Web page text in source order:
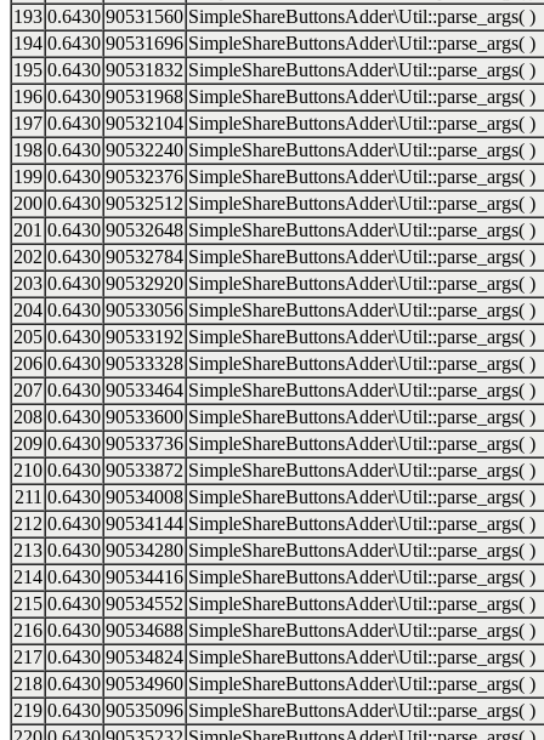
193 0.6430 90531560 SimpleShareButtonsAdder\Util::parse_args( )
194 0.6430 90531696 SimpleShareButtonsAdder\Util::parse_args( )
195 0.6430 90531832 SimpleShareButtonsAdder\Util::parse_args( )
196 0.6430 90531968 SimpleShareButtonsAdder\Util::parse_args( )
197 0.6430 90532104 SimpleShareButtonsAdder\Util::parse_args( )
198 0.6430 90532240 SimpleShareButtonsAdder\Util::parse_args( )
199 0.6430 90532376 SimpleShareButtonsAdder\Util::parse_args( )
200 0.6430 90532512 SimpleShareButtonsAdder\Util::parse_args( )
201 0.6430 90532648 SimpleShareButtonsAdder\Util::parse_args( )
202 0.6430 90532784 SimpleShareButtonsAdder\Util::parse_args( )
203 0.6430 90532920 SimpleShareButtonsAdder\Util::parse_args( )
204 0.6430 90533056 SimpleShareButtonsAdder\Util::parse_args( )
205 0.6430 90533192 SimpleShareButtonsAdder\Util::parse_args( )
206 0.6430 90533328 SimpleShareButtonsAdder\Util::parse_args( )
207 0.6430 90533464 SimpleShareButtonsAdder\Util::parse_args( )
208 0.6430 90533600 SimpleShareButtonsAdder\Util::parse_args( )
209 0.6430 90533736 SimpleShareButtonsAdder\Util::parse_args( )
210 0.6430 90533872 SimpleShareButtonsAdder\Util::parse_args( )
211 0.6430 90534008 SimpleShareButtonsAdder\Util::parse_args( )
212 0.6430 90534144 SimpleShareButtonsAdder\Util::parse_args( )
213 0.6430 90534280 SimpleShareButtonsAdder\Util::parse_args( )
214 0.6430 90534416 SimpleShareButtonsAdder\Util::parse_args( )
215 0.6430 90534552 SimpleShareButtonsAdder\Util::parse_args( )
216 0.6430 90534688 SimpleShareButtonsAdder\Util::parse_args( )
217 0.6430 90534824 SimpleShareButtonsAdder\Util::parse_args( )
218 0.6430 90534960 SimpleShareButtonsAdder\Util::parse_args( )
219 0.6430 90535096 SimpleShareButtonsAdder\Util::parse_args( )